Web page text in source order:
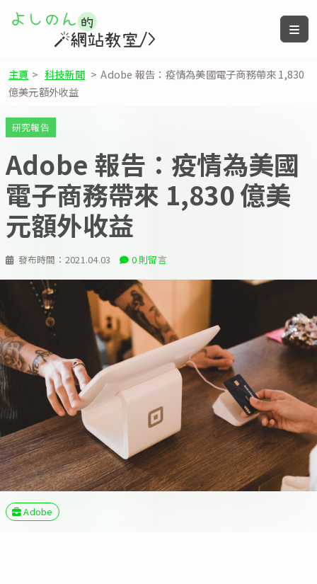
主頁 > 科技新聞 > Adobe 報告：疫情為美國電子商務帶來 1,830
億美元額外收益
發布時間： 2021.04.03 0 則留言
研究報告
Adobe 報告：疫情為美國
電子商務帶來 1,830 億美
元額外收益
Adobe